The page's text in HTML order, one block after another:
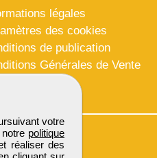
votre
politique
réaliser des
légales
des cookies
de publication
Générales de Vente